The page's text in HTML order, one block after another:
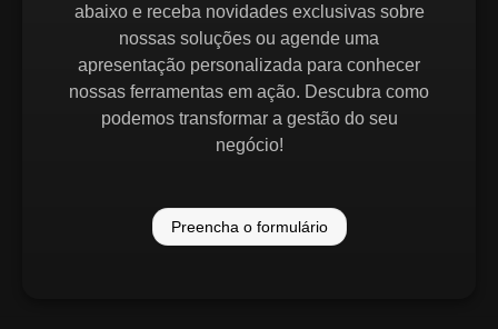
abaixo e receba novidades exclusivas sobre
nossas soluções ou agende uma
apresentação personalizada para conhecer
nossas ferramentas em ação. Descubra como
podemos transformar a gestão do seu
negócio!
Preencha o formulário